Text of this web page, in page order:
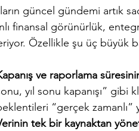
güncel gündemi artık
finansal görünürlük,
Özellikle şu üç büyük
ve raporlama
yıl sonu kapanışı” gibi
“gerçek zamanlı”
tek bir kaynaktan